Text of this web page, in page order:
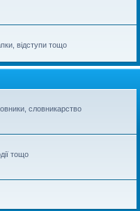
відступи тощо
словникарство
тощо